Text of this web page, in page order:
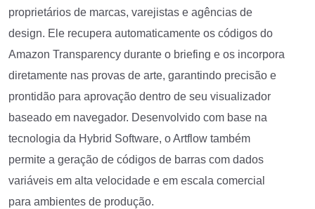
proprietários de marcas, varejistas e agências de
design. Ele recupera automaticamente os códigos do
Amazon Transparency durante o briefing e os incorpora
diretamente nas provas de arte, garantindo precisão e
prontidão para aprovação dentro de seu visualizador
baseado em navegador. Desenvolvido com base na
tecnologia da Hybrid Software, o Artflow também
permite a geração de códigos de barras com dados
variáveis em alta velocidade e em escala comercial
para ambientes de produção.